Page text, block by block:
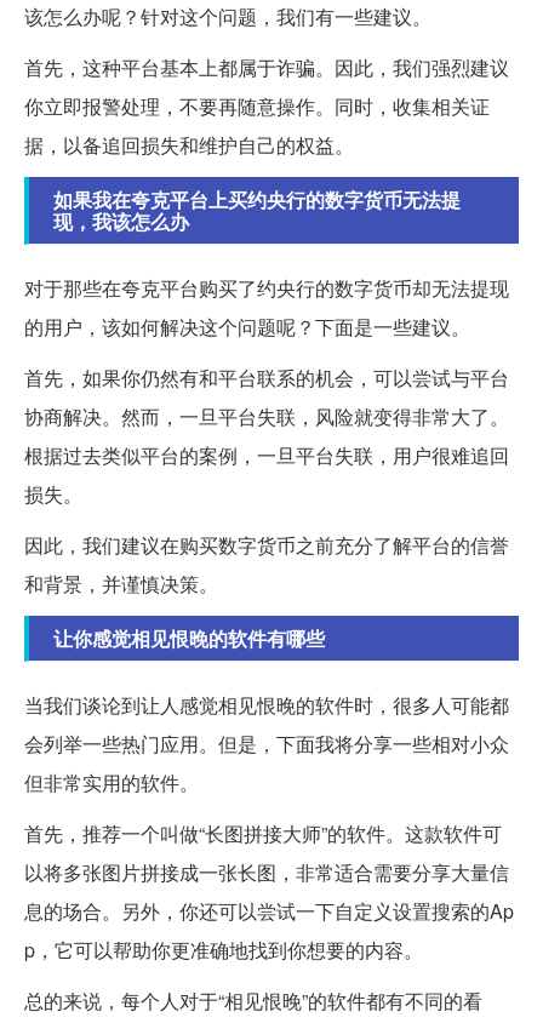
该怎么办呢？针对这个问题，我们有一些建议。
首先，这种平台基本上都属于诈骗。因此，我们强烈建议
你立即报警处理，不要再随意操作。同时，收集相关证
据，以备追回损失和维护自己的权益。
如果我在夸克平台上买约央行的数字货币无法提
现，我该怎么办
对于那些在夸克平台购买了约央行的数字货币却无法提现
的用户，该如何解决这个问题呢？下面是一些建议。
首先，如果你仍然有和平台联系的机会，可以尝试与平台
协商解决。然而，一旦平台失联，风险就变得非常大了。
根据过去类似平台的案例，一旦平台失联，用户很难追回
损失。
因此，我们建议在购买数字货币之前充分了解平台的信誉
和背景，并谨慎决策。
让你感觉相见恨晚的软件有哪些
当我们谈论到让人感觉相见恨晚的软件时，很多人可能都
会列举一些热门应用。但是，下面我将分享一些相对小众
但非常实用的软件。
首先，推荐一个叫做“长图拼接大师”的软件。这款软件可
以将多张图片拼接成一张长图，非常适合需要分享大量信
息的场合。另外，你还可以尝试一下自定义设置搜索的Ap
p，它可以帮助你更准确地找到你想要的内容。
总的来说，每个人对于“相见恨晚”的软件都有不同的看